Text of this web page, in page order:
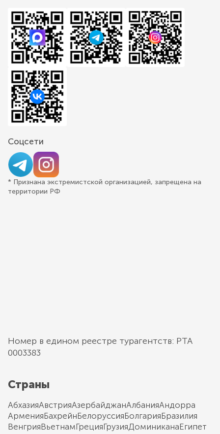
Соцсети
* Признана экстремистской организацией, запрещена на
территории РФ
Номер в едином реестре турагентств: РТА
0003383
Страны
АбхазияАвстрияАзербайджанАлбанияАндорра
АрменияБахрейнБелоруссияБолгарияБразилия
ВенгрияВьетнамГрецияГрузияДоминиканаЕгипет